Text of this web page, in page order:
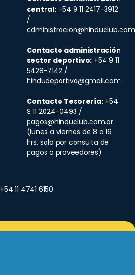
central: +54 9 11 2417-3912
/
Contacto administración
sector deportivo: +54 9 11
5428-7142 /
hindudeportivo@gmail.com
Contacto Tesorería: +54
9 11 2024-0493 /
pagos@hinduclub.com.ar
(lunes a viernes de 8 a 16
hrs, solo por consulta de
pagos o proveedores)
+54 11 4741 6150